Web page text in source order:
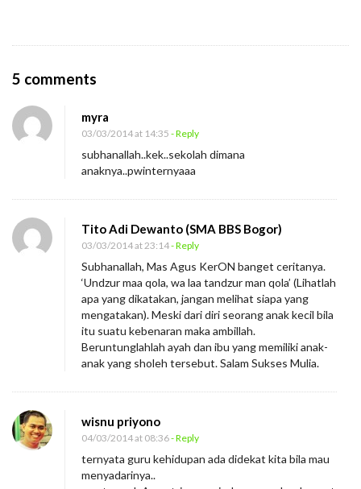
5 comments
B
l
a
r
l
a
h
d
a
S
o
myra
03/03/2014 at 14:35 - Reply
subhanallah..kek..sekolah dimana
anaknya..pwinternyaaa
Tito Adi Dewanto (SMA BBS Bogor)
03/03/2014 at 23:14- Reply
Subhanallah, Mas Agus KerON banget ceritanya.
‘Undzur maa qola, wa laa tandzur man qola’ (Lihatlah
apa yang dikatakan, jangan melihat siapa yang
mengatakan). Meski dari diri seorang anak kecil bila
itu suatu kebenaran maka ambillah.
Beruntunglahlah ayah dan ibu yang memiliki anak-
anak yang sholeh tersebut. Salam Sukses Mulia.
wisnu priyono
04/03/2014 at 08:36- Reply
ternyata guru kehidupan ada didekat kita bila mau
menyadarinya..